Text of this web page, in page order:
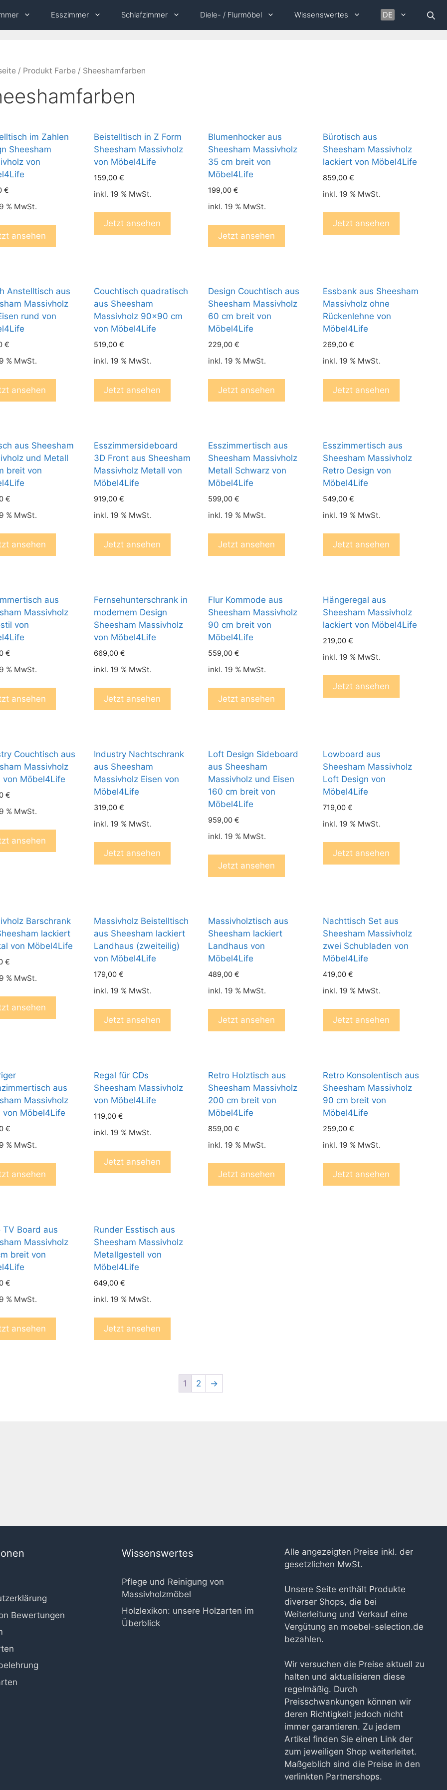
Esszimmer Schlafzimmer Diele- / Flurmöbel Wissenswertes DE
/ Produkt Farbe / Sheeshamfarben
im Zahlen
Sheesham
von
€
% MwSt.
ansehen
Beistelltisch in Z Form
Sheesham Massivholz
von Möbel4Life
159,00 €
inkl. 19 % MwSt.
Jetzt ansehen
Blumenhocker aus
Sheesham Massivholz
35 cm breit von
Möbel4Life
199,00€
inkl. 19 % MwSt.
Jetzt ansehen
Bürotisch aus
Sheesham Massivholz
lackiert von Möbel4Life
859,00 €
inkl. 19 % MwSt.
Jetzt ansehen
Anstelltisch aus
Massivholz
rund von
€
% MwSt.
ansehen
Couchtisch quadratisch
aus Sheesham
Massivholz 90×90 cm
von Möbel4Life
519,00 €
inkl. 19 % MwSt.
Jetzt ansehen
Design Couchtisch aus
Sheesham Massivholz
60 cm breit von
Möbel4Life
229,00€
inkl. 19 % MwSt.
Jetzt ansehen
Essbank aus Sheesham
Massivholz ohne
Rückenlehne von
Möbel4Life
269,00 €
inkl. 19 % MwSt.
Jetzt ansehen
aus Sheesham
und Metall
breit von
€
% MwSt.
ansehen
Esszimmersideboard
3D Front aus Sheesham
Massivholz Metall von
Möbel4Life
919,00 €
inkl. 19 % MwSt.
Jetzt ansehen
Esszimmertisch aus
Sheesham Massivholz
Metall Schwarz von
Möbel4Life
599,00€
inkl. 19 % MwSt.
Jetzt ansehen
Esszimmertisch aus
Sheesham Massivholz
Retro Design von
Möbel4Life
549,00 €
inkl. 19 % MwSt.
Jetzt ansehen
aus
Massivholz
von
€
% MwSt.
ansehen
Fernsehunterschrank in
modernem Design
Sheesham Massivholz
von Möbel4Life
669,00 €
inkl. 19 % MwSt.
Jetzt ansehen
Flur Kommode aus
Sheesham Massivholz
90 cm breit von
Möbel4Life
559,00€
inkl. 19 % MwSt.
Jetzt ansehen
Hängeregal aus
Sheesham Massivholz
lackiert von Möbel4Life
219,00 €
inkl. 19 % MwSt.
Jetzt ansehen
Couchtisch aus
Massivholz
von Möbel4Life
€
% MwSt.
ansehen
Industry Nachtschrank
aus Sheesham
Massivholz Eisen von
Möbel4Life
319,00 €
inkl. 19 % MwSt.
Jetzt ansehen
Loft Design Sideboard
aus Sheesham
Massivholz und Eisen
160 cm breit von
Möbel4Life
959,00€
inkl. 19 % MwSt.
Jetzt ansehen
Lowboard aus
Sheesham Massivholz
Loft Design von
Möbel4Life
719,00 €
inkl. 19 % MwSt.
Jetzt ansehen
Barschrank
lackiert
von Möbel4Life
€
% MwSt.
ansehen
Massivholz Beistelltisch
aus Sheesham lackiert
Landhaus (zweiteilig)
von Möbel4Life
179,00 €
inkl. 19 % MwSt.
Jetzt ansehen
Massivholztisch aus
Sheesham lackiert
Landhaus von
Möbel4Life
489,00€
inkl. 19 % MwSt.
Jetzt ansehen
Nachttisch Set aus
Sheesham Massivholz
zwei Schubladen von
Möbel4Life
419,00 €
inkl. 19 % MwSt.
Jetzt ansehen
aus
Massivholz
von Möbel4Life
€
% MwSt.
ansehen
Regal für CDs
Sheesham Massivholz
von Möbel4Life
119,00 €
inkl. 19 % MwSt.
Jetzt ansehen
Retro Holztisch aus
Sheesham Massivholz
200 cm breit von
Möbel4Life
859,00€
inkl. 19 % MwSt.
Jetzt ansehen
Retro Konsolentisch aus
Sheesham Massivholz
90 cm breit von
Möbel4Life
259,00 €
inkl. 19 % MwSt.
Jetzt ansehen
TV Board aus
Massivholz
breit von
€
% MwSt.
ansehen
Runder Esstisch aus
Sheesham Massivholz
Metallgestell von
Möbel4Life
649,00 €
inkl. 19 % MwSt.
Jetzt ansehen
1 2 →
Bewertungen
Wissenswertes
Pflege und Reinigung von
Massivholzmöbel
Holzlexikon: unsere Holzarten im
Überblick
Alle angezeigten Preise inkl. der
gesetzlichen MwSt.
Unsere Seite enthält Produkte
diverser Shops, die bei
Weiterleitung und Verkauf eine
Vergütung an moebel-selection.de
bezahlen.
Wir versuchen die Preise aktuell zu
halten und aktualisieren diese
regelmäßig. Durch
Preisschwankungen können wir
deren Richtigkeit jedoch nicht
immer garantieren. Zu jedem
Artikel finden Sie einen Link der
zum jeweiligen Shop weiterleitet.
Maßgeblich sind die Preise in den
verlinkten Partnershops.